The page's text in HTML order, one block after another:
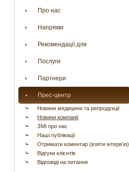
Про нас
Напрями
Рекомендації для
Послуги
Партнери
Прес-центр
Новини медицини та репродукції
Новини компанії
ЗМІ про нас
Наші публікації
Отримати коментар (взяти інтерв’ю)
Відгуки клієнтів
Відповіді на питання